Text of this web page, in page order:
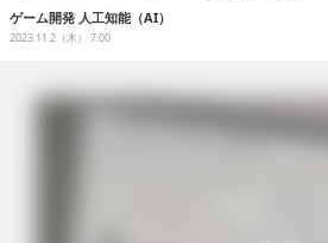
産業政策
連載
イベント/セミナー
ゲーム開発 人工知能（AI）
2023.11.2（木） 7:00